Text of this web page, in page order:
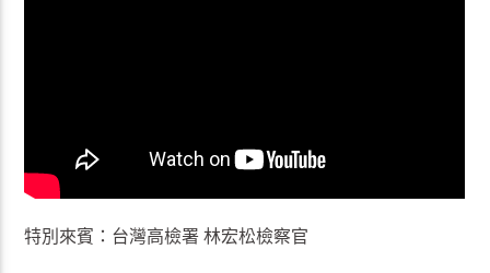
特別來賓：台灣高檢署 林宏松檢察官